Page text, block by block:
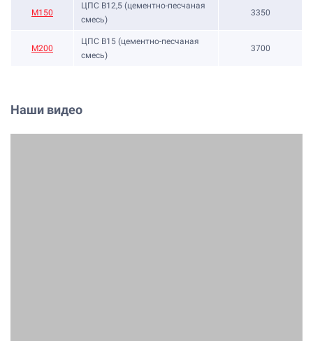
М150
ЦПС В12,5 (цементно-песчаная
смесь)
3350
М200
ЦПС В15 (цементно-песчаная
смесь)
3700
Наши видео